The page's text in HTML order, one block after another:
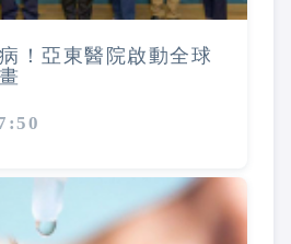
！亞東醫院啟動全球